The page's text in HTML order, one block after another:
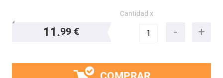
11.99 €
Cantidad x